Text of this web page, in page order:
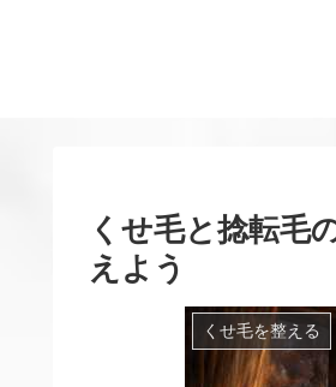
くせ毛と捻転毛
えよう
くせ毛を整える